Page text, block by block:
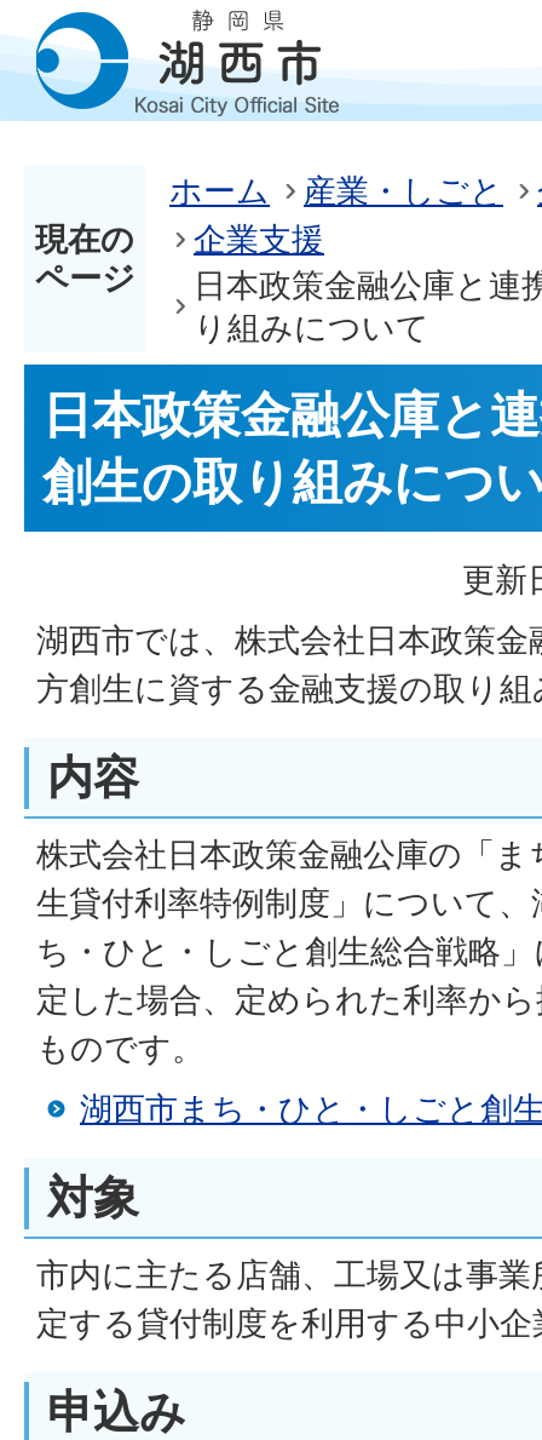
現在の
ページ
ホーム 産業・しごと
企業支援
日本政策金融公庫と連
り組みについて
日本政策金融公庫と
創生の取り組みにつ
更新
湖西市では、株式会社日本政策
方創生に資する金融支援の取り
内容
株式会社日本政策金融公庫の「
生貸付利率特例制度」について
ち・ひと・しごと創生総合戦略
定した場合、定められた利率か
ものです。
湖西市まち・ひと・しごと創
対象
市内に主たる店舗、工場又は事
定する貸付制度を利用する中小企
申込み